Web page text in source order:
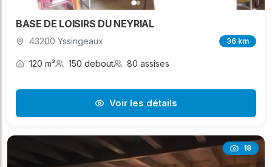
BASE DE LOISIRS DU NEYRIAL
43200 Yssingeaux 36 km
120 m² 150 debout 80 assises
Voir les détails
18